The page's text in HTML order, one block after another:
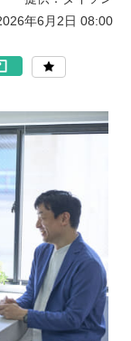
年6月2日 08:00